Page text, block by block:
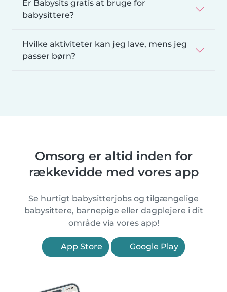
Er Babysits gratis at bruge for
babysittere?
Hvilke aktiviteter kan jeg lave, mens jeg
passer børn?
Omsorg er altid inden for
rækkevidde med vores app
Se hurtigt babysitterjobs og tilgængelige
babysittere, barnepige eller dagplejere i dit
område via vores app!
App Store Google Play